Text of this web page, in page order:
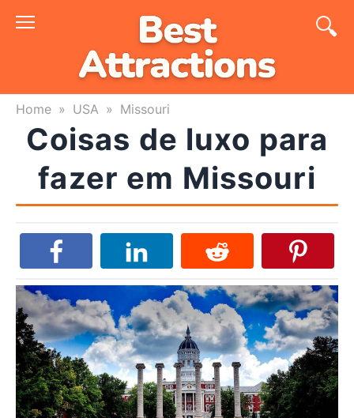
Skip
Home » USA » Missouri
Coisas de luxo para
fazer em Missouri